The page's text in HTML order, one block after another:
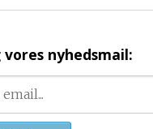
nyhedsmail: